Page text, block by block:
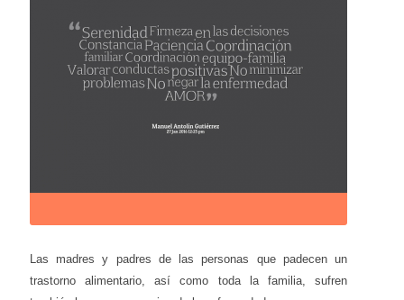
Las madres y padres de las personas que padecen un
trastorno alimentario, así como toda la familia, sufren